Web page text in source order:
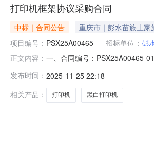
打印机框架协议采购合同
中标｜合同公告 重庆市｜彭水苗族土家
项目编号： PSX25A00465 招标单位： 彭
正文内容： 一、合同编号：PSX25A00465-
公司地址：绍庆街道滨江社区滨
发布时间： 2025-11-25 22:18
相关产品：
打印机 黑白打印机